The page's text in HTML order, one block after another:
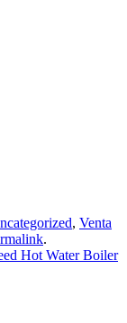
, Venta
.
Hot Water Boiler